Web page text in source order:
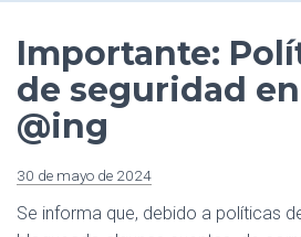
Importante:
de seguridad
@ing
30 de mayo de 2024
Se informa que, debido a políticas